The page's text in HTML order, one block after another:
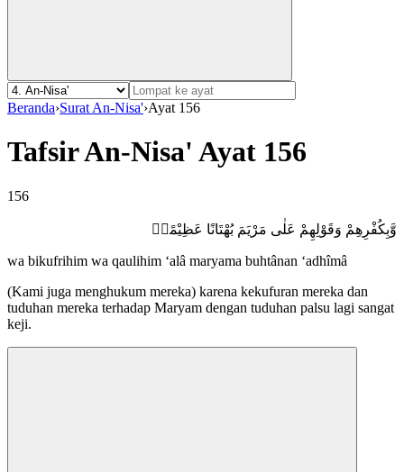
Beranda›Surat An-Nisa'›Ayat 156
Tafsir An-Nisa' Ayat 156
156
وَّبِكُفْرِهِمْ وَقَوْلِهِمْ عَلٰى مَرْيَمَ بُهْتَانًا عَظِيْمًاۙ
wa bikufrihim wa qaulihim ‘alâ maryama buhtânan ‘adhîmâ
(Kami juga menghukum mereka) karena kekufuran mereka dan
tuduhan mereka terhadap Maryam dengan tuduhan palsu lagi sangat
keji.